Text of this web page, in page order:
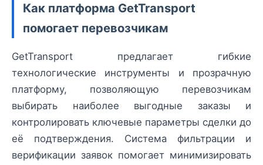
Как платформа GetTransport
помогает перевозчикам
GetTransport предлагает гибкие
технологические инструменты и прозрачную
платформу, позволяющую перевозчикам
выбирать наиболее выгодные заказы и
контролировать ключевые параметры сделки до
её подтверждения. Система фильтрации и
верификации заявок помогает минимизировать